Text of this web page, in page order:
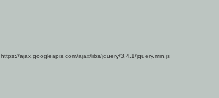
https://ajax.googleapis.com/ajax/libs/jquery/3.4.1/jquery.min.js